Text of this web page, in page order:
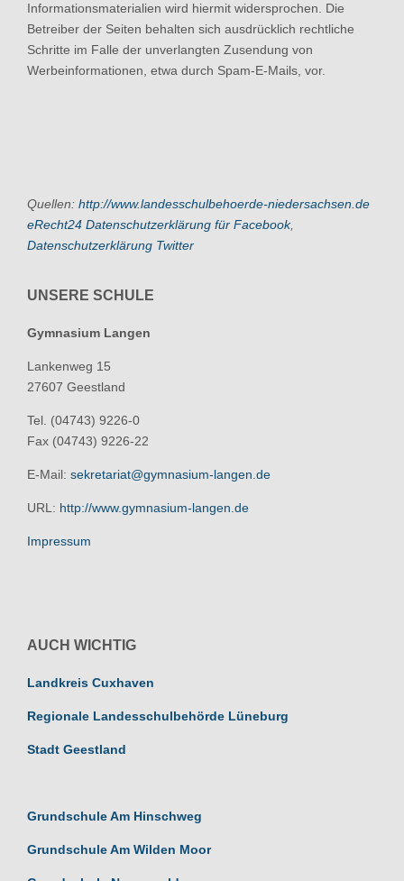
Informationsmaterialien wird hiermit widersprochen. Die
Betreiber der Seiten behalten sich ausdrücklich rechtliche
Schritte im Falle der unverlangten Zusendung von
Werbeinformationen, etwa durch Spam-E-Mails, vor.
Quellen: http://www.landesschulbehoerde-niedersachsen.de
eRecht24 Datenschutzerklärung für Facebook,
Datenschutzerklärung Twitter
UNSERE SCHULE
Gymnasium Langen
Lankenweg 15
27607 Geestland
Tel. (04743) 9226-0
Fax (04743) 9226-22
E-Mail: sekretariat@gymnasium-langen.de
URL: http://www.gymnasium-langen.de
Impressum
AUCH WICHTIG
Landkreis Cuxhaven
Regionale Landesschulbehörde Lüneburg
Stadt Geestland
Grundschule Am Hinschweg
Grundschule Am Wilden Moor